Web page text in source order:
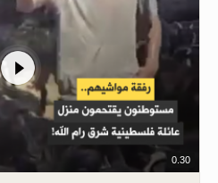
0.30